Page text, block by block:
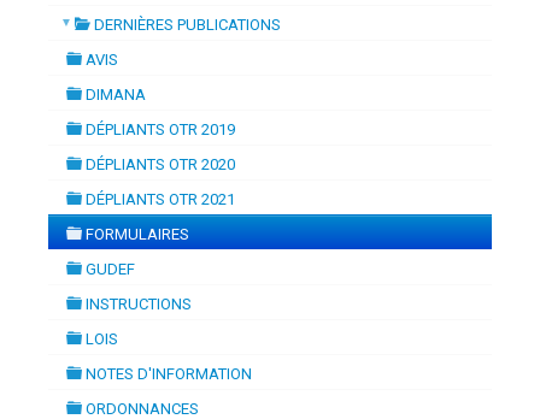
ACTUALITES
Toute l'actualité!
- mardi, 14 juillet 2026 10:30
▼ DERNIÈRES PUBLICATIONS
AVIS
DIMANA
DÉPLIANTS OTR 2019
DÉPLIANTS OTR 2020
folder
DÉPLIANTS OTR 2021
folder
FORMULAIRES
GUDEF
INSTRUCTIONS
LOIS
NOTES D'INFORMATION
ORDONNANCES